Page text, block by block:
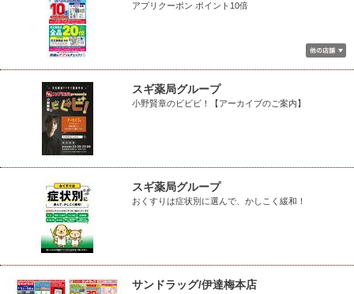
アプリクーポン ポイント10倍
スギ薬局グループ
小野賢章のビビビ！【アーカイブのご案内】
スギ薬局グループ
おくすりは症状別に選んで、かしこく緩和！
サンドラッグ/伊達梅本店